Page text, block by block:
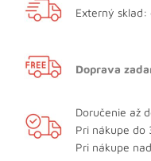
Externý sklad:
Doprava
Doručenie až
Pri nákupe
Pri nákupe